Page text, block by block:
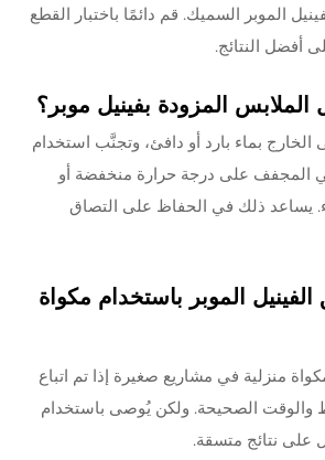
الموبر السميك. قم دائمًا باختبار القطع
أفضل النتائج.
المزودة بفينيل موبر؟
الخارج بماء بارد أو دافئ، وتجنَّب استخدام
المجفف على درجة حرارة منخفضة أو
يساعد ذلك في الحفاظ على التصاق
الموبر باستخدام مكواة
منزلية في مشاريع صغيرة إذا تم اتباع
والوقت الصحيحة. ولكن يُوصى باستخدام
على نتائج متسقة.